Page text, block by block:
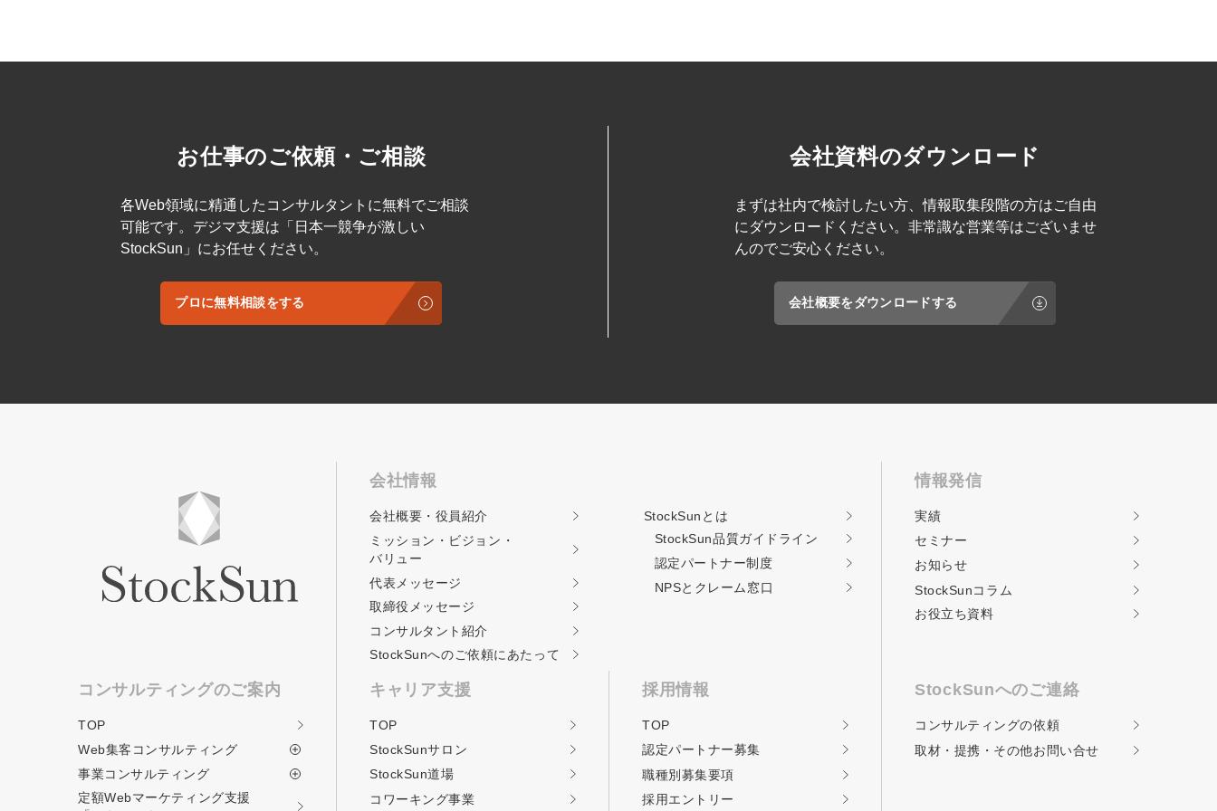
お仕事のご依頼・ご相談
各Web領域に精通したコンサルタントに無料でご相談
可能です。デジマ支援は「日本一競争が激しい
StockSun」にお任せください。
プロに無料相談をする
会社資料のダウンロード
まずは社内で検討したい方、情報取集段階の方はご自由
にダウンロードください。非常識な営業等はございませ
んのでご安心ください。
会社概要をダウンロードする
会社情報
会社概要・役員紹介
ミッション・ビジョン・
バリュー
代表メッセージ
取締役メッセージ
コンサルタント紹介
StockSunへのご依頼にあたって
StockSunとは
StockSun品質ガイド ライン
認定パートナー制度
NPSとクレーム窓口
情報発信
実績
セミナー
お知らせ
StockSunコラム
お役立ち資料
コンサルティングのご案内
TOP
Web集客コンサルティング
事業コンサルティング
定額Webマーケティング支援
キャリア支援
TOP
StockSunサロン
StockSun道場
コワーキング事業
採用情報
TOP
認定パートナー募集
職種別募集要項
採用エントリー
StockSunへのご連絡
コンサルティングの依頼
取材・提携・その他お問い合せ